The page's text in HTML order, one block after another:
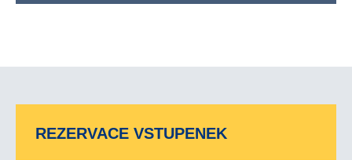
REZERVACE VSTUPENEK